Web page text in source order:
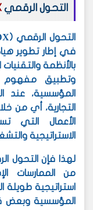
التحول الرقمي
التحول الرقمي (
في إطار تطوير
بالأنظمة
وتطبيق مفهوم
المؤسسية، عند
التجارية، أي من
الأعمال
الاستراتيجية
لهذا فإن التحول
من الممارسات
استراتيجية طويلة
المؤسسية وبعض